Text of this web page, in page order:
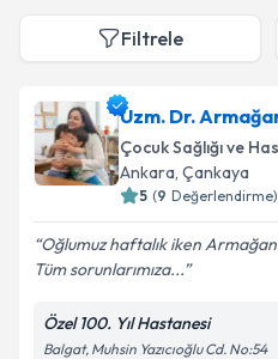
Filtrele
Uzm. Dr.
Çocuk Sağlığı ve
Ankara, Çankaya
5 (9 Değerlendirme)
Oğlumuz haftalık iken Armağan
Tüm sorunlarımıza...
Özel 100. Yıl Hastanesi
Balgat, Muhsin Yazıcıoğlu Cd. No:54